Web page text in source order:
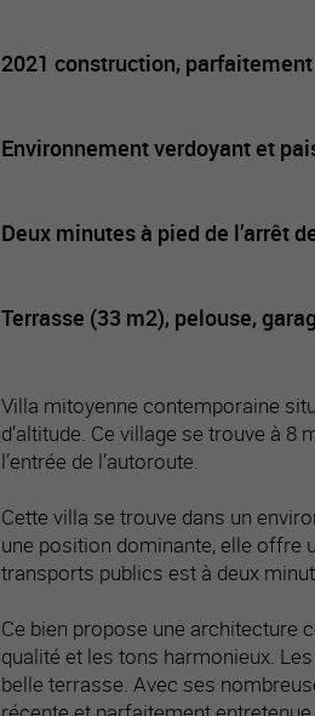
2021 construction,
Environnement verdoyant et
Deux minutes à pied de l’arrêt
Terrasse (33 m2), pelouse,
Villa mitoyenne contemporaine
d’altitude. Ce village se trouve à
l’entrée de l’autoroute.
Cette villa se trouve dans un
une position dominante, elle offre
transports publics est à deux
Ce bien propose une architecture
qualité et les tons harmonieux.
belle terrasse. Avec ses